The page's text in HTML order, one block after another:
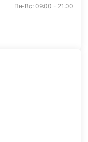
Пн-Вс: 09:00 - 21:00